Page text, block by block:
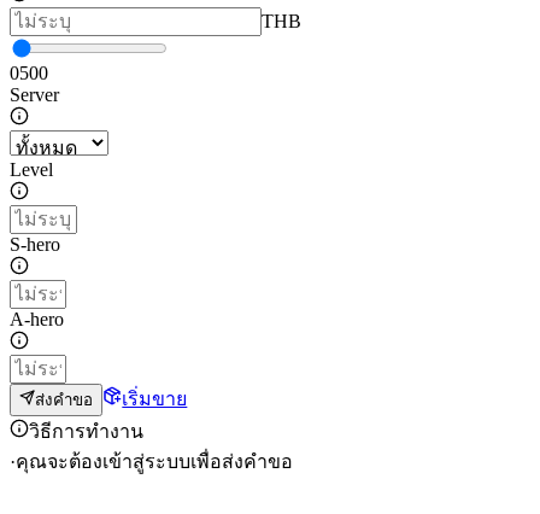
THB
0500
Server
Level
S-hero
А-hero
ส่งคำขอ
เริ่มขาย
วิธีการทำงาน
·คุณจะต้องเข้าสู่ระบบเพื่อส่งคำขอ